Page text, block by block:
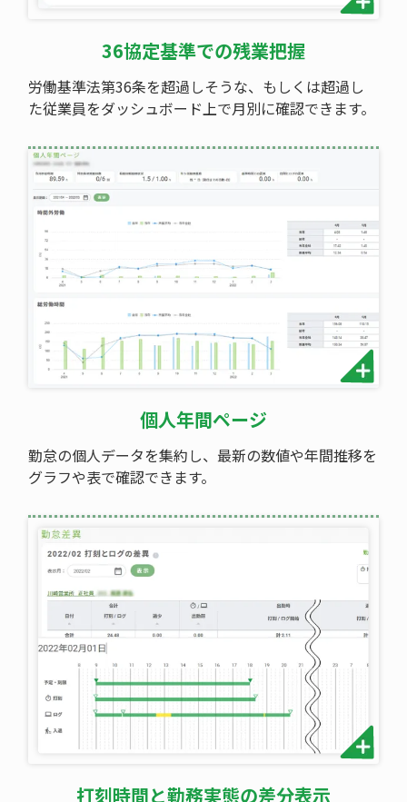
36協定基準での残業把握
労働基準法第36条を超過しそうな、もしくは超過し
た従業員をダッシュボード上で月別に確認できます。
個人年間ページ
勤怠の個人データを集約し、最新の数値や年間推移を
グラフや表で確認できます。
打刻時間と勤務実態の差分表示